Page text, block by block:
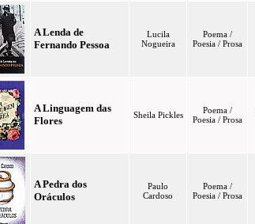
A Lenda de
Fernando Pessoa
Lucila
Nogueira
Poema /
Poesia / Prosa
A Linguagem das
Flores
Sheila Pickles
Poema /
Poesia / Prosa
A Pedra dos
Oráculos
Paulo
Cardoso
Poema /
Poesia / Prosa